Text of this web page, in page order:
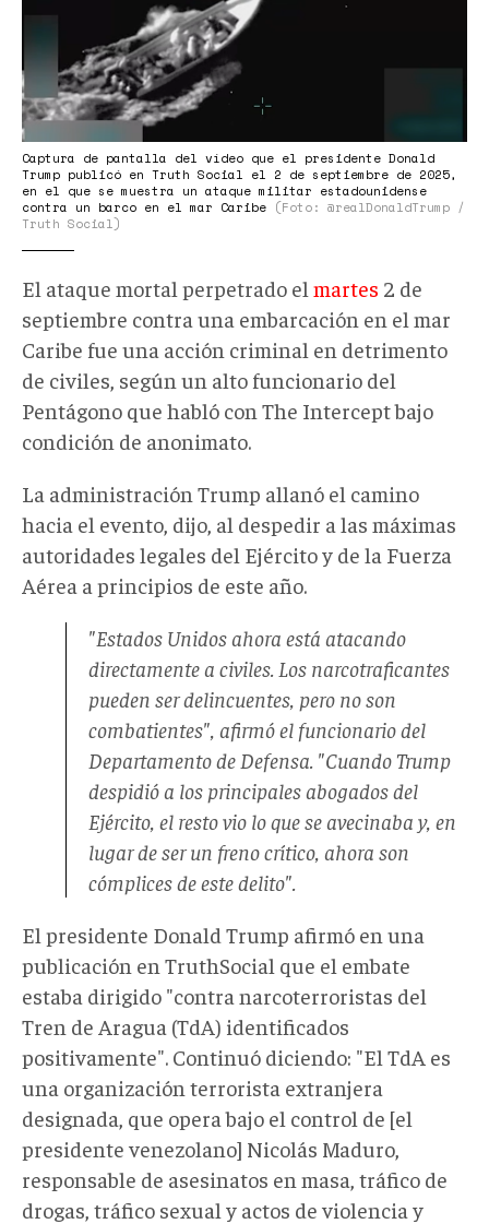
del
vídeo
que
el
presidente
Donald
Trump
publicó
en
Truth
Social
el
2
de
septiembre
de
2025,
en
el
que
muestra
ataque
militar
estadounidense
contra
barco
el
mar
Caribe.
Captura
de
pantalla:
@realDonaldTrump/Truth
Socialjpg
Captura de pantalla del vídeo que el presidente Donald
Trump publicó en Truth Social el 2 de septiembre de 2025,
en el que se muestra un ataque militar estadounidense
contra un barco en el mar Caribe (Foto: @realDonaldTrump /
Truth Social)
El ataque mortal perpetrado el martes 2 de
septiembre contra una embarcación en el mar
Caribe fue una acción criminal en detrimento
de civiles, según un alto funcionario del
Pentágono que habló con The Intercept bajo
condición de anonimato.
La administración Trump allanó el camino
hacia el evento, dijo, al despedir a las máximas
autoridades legales del Ejército y de la Fuerza
Aérea a principios de este año.
"Estados Unidos ahora está atacando
directamente a civiles. Los narcotraficantes
pueden ser delincuentes, pero no son
combatientes", afirmó el funcionario del
Departamento de Defensa. "Cuando Trump
despidió a los principales abogados del
Ejército, el resto vio lo que se avecinaba y, en
lugar de ser un freno crítico, ahora son
cómplices de este delito".
El presidente Donald Trump afirmó en una
publicación en TruthSocial que el embate
estaba dirigido "contra narcoterroristas del
Tren de Aragua (TdA) identificados
positivamente". Continuó diciendo: "El TdA es
una organización terrorista extranjera
designada, que opera bajo el control de [el
presidente venezolano] Nicolás Maduro,
responsable de asesinatos en masa, tráfico de
drogas, tráfico sexual y actos de violencia y